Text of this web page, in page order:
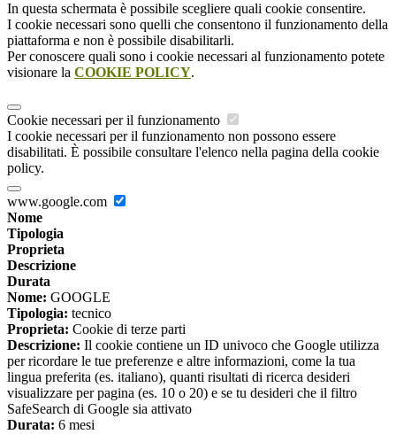
In questa schermata è possibile scegliere quali cookie consentire.
I cookie necessari sono quelli che consentono il funzionamento della
piattaforma e non è possibile disabilitarli.
Per conoscere quali sono i cookie necessari al funzionamento potete
visionare la COOKIE POLICY.
Cookie necessari per il funzionamento
I cookie necessari per il funzionamento non possono essere
disabilitati. È possibile consultare l'elenco nella pagina della cookie
policy.
www.google.com
Nome
Tipologia
Proprieta
Descrizione
Durata
Nome: GOOGLE
Tipologia: tecnico
Proprieta: Cookie di terze parti
Descrizione: Il cookie contiene un ID univoco che Google utilizza
per ricordare le tue preferenze e altre informazioni, come la tua
lingua preferita (es. italiano), quanti risultati di ricerca desideri
visualizzare per pagina (es. 10 o 20) e se tu desideri che il filtro
SafeSearch di Google sia attivato
Durata: 6 mesi